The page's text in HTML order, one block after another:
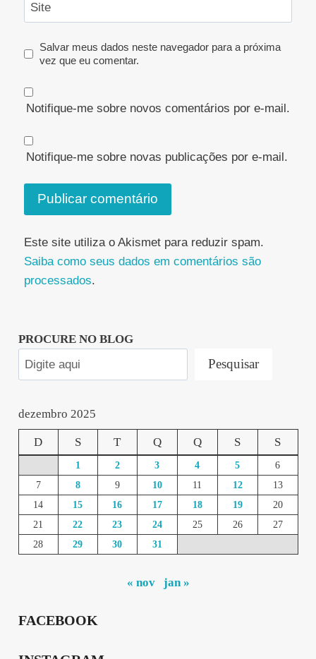
Site
Salvar meus dados neste navegador para a próxima
vez que eu comentar.
Notifique-me sobre novos comentários por e-mail.
Notifique-me sobre novas publicações por e-mail.
Este site utiliza o Akismet para reduzir spam.
Saiba como seus dados em comentários são
processados.
PROCURE NO BLOG
Pesquisar
dezembro 2025
D S T Q Q S S
1 2 3 4 5
6
7
8 9 10 11 12
13
14
15 16 17 18 19
20
21
22 23 24 25 26
27
28
29 30 31
« nov jan »
FACEBOOK